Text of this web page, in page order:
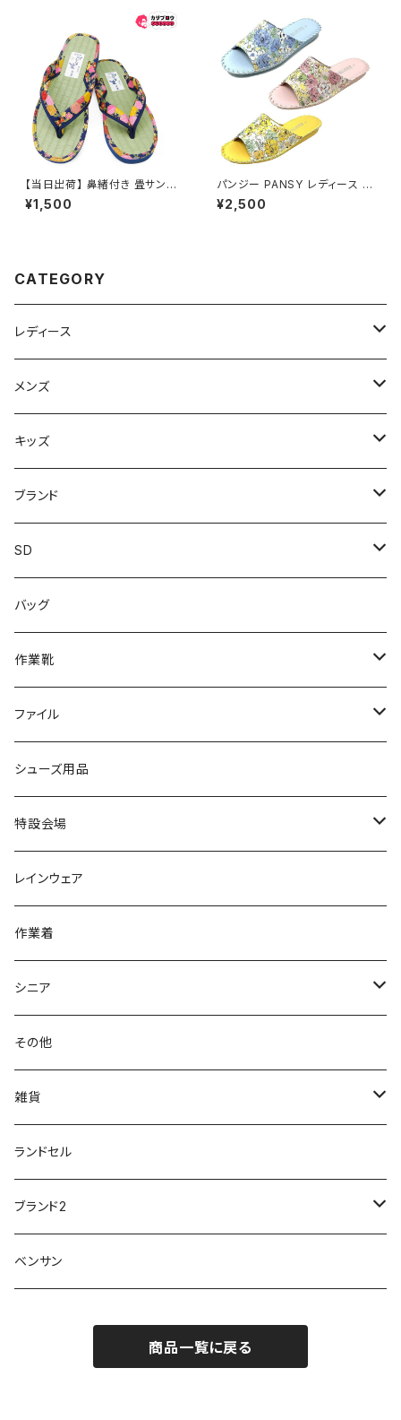
【当日出荷】 鼻緒付き 畳サンダ
ル 草履 レディース たたみ 日本
製 民芸品 福袋 tatamiw 痛くな
¥1,500
パンジー PANSY レディース ル
ームシューズ スリッパ 8690
¥2,500
CATEGORY
レディース
スニーカー
上履き/スリッパ
レインシューズ
カジュアル
サンダル/クロッグ
ブーツ
作業靴
フォーマル/ビジネス/通学靴
学生靴
オフィスサンダル
メンズ
サンダル・スリッパ
メンズ\レインシューズ
スニーカー
上履き/スリッパ
カジュアル
スニーカー
サンダル/クロッグ
レインシューズ
作業靴
フォーマル/ビジネス/通学靴
学生靴
ビジネスシューズ
アウトドア/トレッキング
スポーツ
キッズ
スニーカー
レインシューズ
カジュアル
サンダル/クロッグ
フォーマル
アウトドア/トレッキング
上履き/スリッパ
ブランド
ブランド1
アディダス adidas
アシックス asics
アキレス Achilles
GIRARE
Field tex
イチマツ
Kiyomo Asmo
ブランド3
ヨネックス YONEX
日進ゴム
パンジー Pansy
第一ゴム
ミレディ Milady
アディダス
ブランド2
スミクラ
コンバース CONVERSE
ネウシ NEUSHI
トパーズ TOPAZ
ザノースフェイス THE NORTH FACE
アシックス
スケッチャーズ
SD
エムディ企画
バッグ
作業靴
足袋
ナースシューズ
疲れにくいクッション性能
脱ぎ履き簡単
ファイル
20190123nsnk
20190211nattack
20200114ncv
20191223nrain
20190106nattack
20190223nkutu
20190501nnf
20200701nmensand
20200721nwsand
20190702caq
20200723nmsand
シューズ用品
特設会場
悩み解決
膝・腰痛
暑い、足汗、ムレ対策
レインアイテム
レインブーツ
防水シューズ
レインブーツ
アウトドア・トレッキング
動画でご紹介
フォーマル/ビジネス/通学靴
軽量
夏特集
レインウェア
作業着
シニア
カジュアル
カジュアルシューズ
紳士
婦人
その他
雑貨
雨具
傘
ランドセル
ブランド2
ノースフェイス
ベンサン
商品一覧に戻る